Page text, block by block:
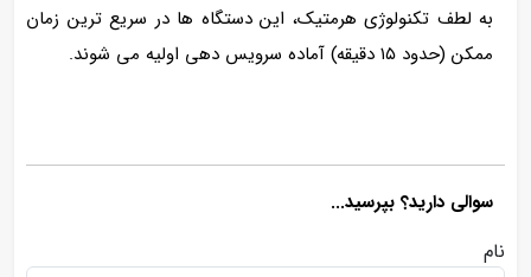
به لطف تکنولوژی هرمتیک، این دستگاه‌ ها در سریع‌ ترین زمان
ممکن (حدود ۱۵ دقیقه) آماده سرویس‌ دهی اولیه می‌ شوند.
سوالی دارید؟ بپرسید...
نام